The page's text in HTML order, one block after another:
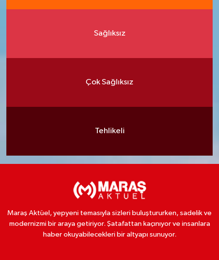
Sağlıksız
Çok Sağlıksız
Tehlikeli
Maraş Aktüel, yepyeni temasıyla sizleri buluştururken, sadelik ve
modernizmi bir araya getiriyor. Şatafattan kaçınıyor ve insanlara
haber okuyabilecekleri bir altyapı sunuyor.